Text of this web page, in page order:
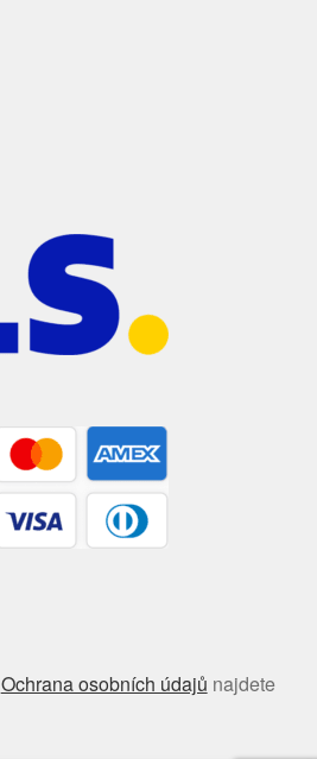
Ochrana osobních údajů najdete